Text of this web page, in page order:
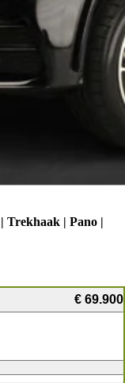
Trekhaak | Pano |
€ 69.900